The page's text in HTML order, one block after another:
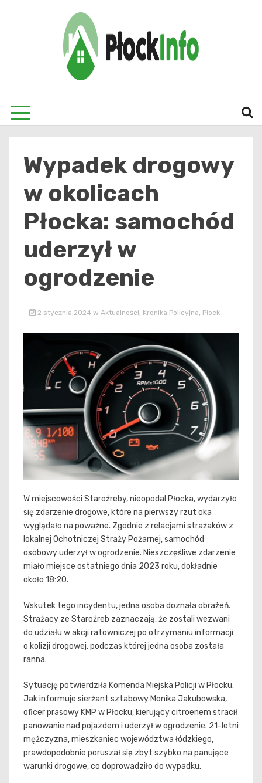
Wypadek drogowy
w okolicach
Płocka: samochód
uderzył w
ogrodzenie
2 stycznia 2024 w Aktualności Kronika Policyjna Płock
W miejscowości Staroźreby, nieopodal Płocka, wydarzyło
się zdarzenie drogowe, które na pierwszy rzut oka
wyglądało na poważne. Zgodnie z relacjami strażaków z
lokalnej Ochotniczej Straży Pożarnej, samochód
osobowy uderzył w ogrodzenie. Nieszczęśliwe zdarzenie
miało miejsce ostatniego dnia 2023 roku, dokładnie
około 18:20.
Wskutek tego incydentu, jedna osoba doznała obrażeń.
Strażacy ze Staroźreb zaznaczają, że zostali wezwani
do udziału w akcji ratowniczej po otrzymaniu informacji
o kolizji drogowej, podczas której jedna osoba została
ranna.
Sytuację potwierdziła Komenda Miejska Policji w Płocku.
Jak informuje sierżant sztabowy Monika Jakubowska,
oficer prasowy KMP w Płocku, kierujący citroenem stracił
panowanie nad pojazdem i uderzył w ogrodzenie. 21-letni
mężczyzna, mieszkaniec województwa łódzkiego,
prawdopodobnie poruszał się zbyt szybko na panujące
warunki drogowe, co doprowadziło do wypadku.